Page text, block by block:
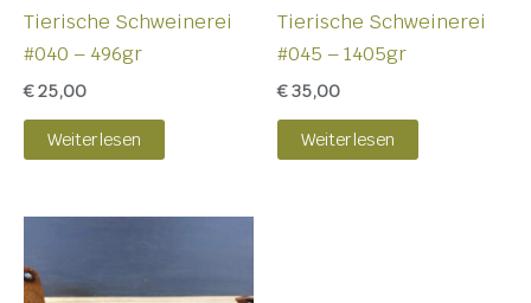
Tierische Schweinerei
#040 – 496gr
€25,00
Weiterlesen
Tierische Schweinerei
#045 – 1405gr
€35,00
Weiterlesen